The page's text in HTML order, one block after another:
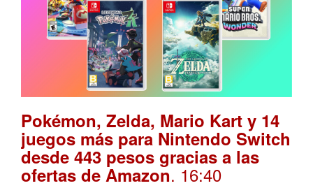
Pokémon, Zelda, Mario Kart y 14
juegos más para Nintendo Switch
desde 443 pesos gracias a las
ofertas de Amazon. 16:40